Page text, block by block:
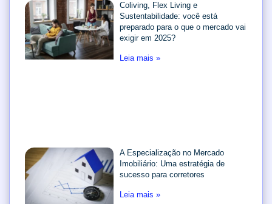
Coliving, Flex Living e
Sustentabilidade: você está
preparado para o que o mercado vai
exigir em 2025?
Leia mais »
A Especialização no Mercado
Imobiliário: Uma estratégia de
sucesso para corretores
Leia mais »